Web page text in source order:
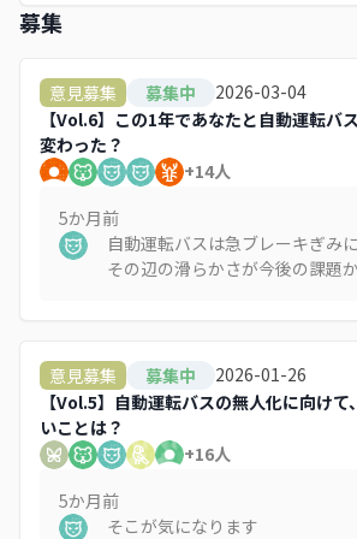
募集
意見募集 募集中
2026-03-04
【Vol.6】この1年であなたと自動運転バ
変わった？
+14人
5か月前
自動運転バスは急ブレーキぎみ
その辺の滑らかさが今後の課題
意見募集 募集中
2026-01-26
【Vol.5】自動運転バスの無人化に向け
いことは？
+16人
5か月前
そこが気になります